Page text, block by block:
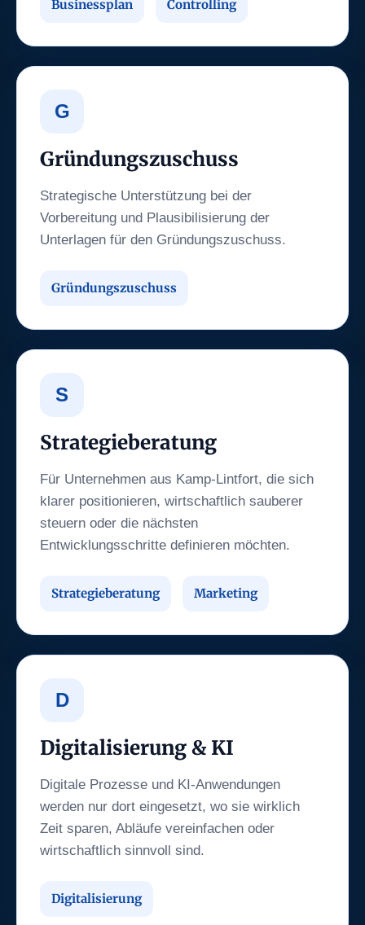
Businessplan Controlling
G
Gründungszuschuss
Strategische Unterstützung bei der
Vorbereitung und Plausibilisierung der
Unterlagen für den Gründungszuschuss.
Gründungszuschuss
S
Strategieberatung
Für Unternehmen aus Kamp-Lintfort, die sich
klarer positionieren, wirtschaftlich sauberer
steuern oder die nächsten
Entwicklungsschritte definieren möchten.
Strategieberatung Marketing
D
Digitalisierung & KI
Digitale Prozesse und KI-Anwendungen
werden nur dort eingesetzt, wo sie wirklich
Zeit sparen, Abläufe vereinfachen oder
wirtschaftlich sinnvoll sind.
Digitalisierung